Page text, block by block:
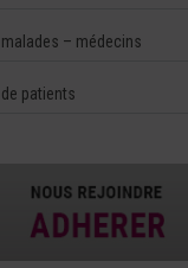
– médecins
patients